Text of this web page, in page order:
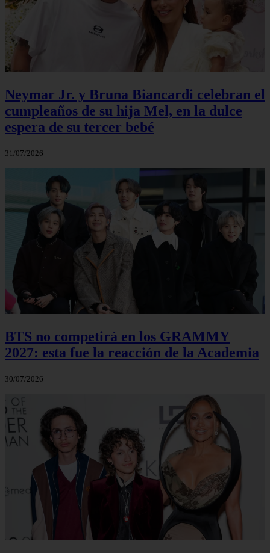
Neymar Jr. y Bruna Biancardi celebran el
cumpleaños de su hija Mel, en la dulce
espera de su tercer bebé
31/07/2026
BTS no competirá en los GRAMMY
2027: esta fue la reacción de la Academia
30/07/2026